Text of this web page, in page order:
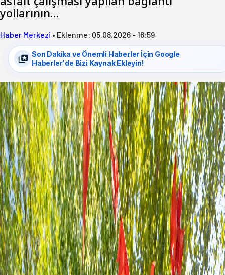
yollarının…
Haber Merkezi • Eklenme: 05.08.2026 - 16:59
Son Dakika ve Önemli Haberler İçin Google
Haberler'de Bizi Kaynak Ekleyin!